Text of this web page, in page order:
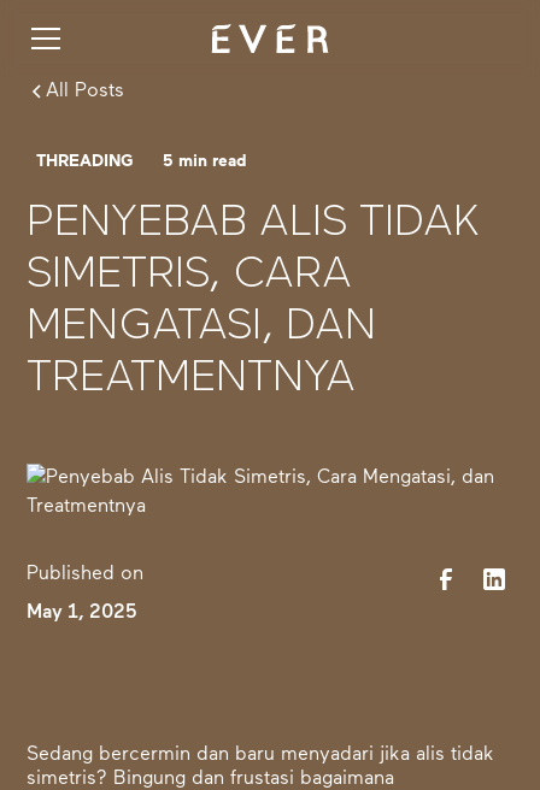
All Posts
THREADING 5 min read
PENYEBAB ALIS TIDAK
SIMETRIS, CARA
MENGATASI, DAN
TREATMENTNYA
Published on
May 1, 2025
Sedang bercermin dan baru menyadari jika alis tidak
simetris? Bingung dan frustasi bagaimana